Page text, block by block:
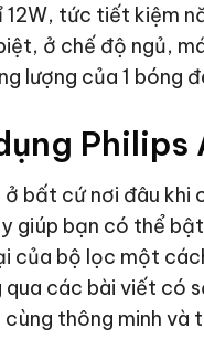
tức tiết kiệm
ở chế độ ngủ,
lượng của 1 bóng
Philips
bất cứ nơi đâu khi
giúp bạn có thể
của bộ lọc một
các bài viết có
thông minh và